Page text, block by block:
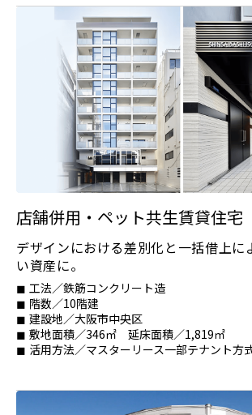
店舗併用・ペット共生賃貸住宅
デザインにおける差別化と一括借上に
い資産に。
工法／鉄筋コンクリート造
階数／10階建
️建設地／大阪市中央区
敷地面積／346㎡ 延床面積／1,819㎡
活用方法／マスターリース一部テナント方